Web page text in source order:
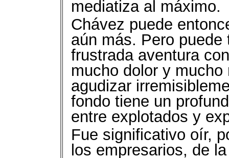
mediatiza al máximo.
Chávez puede
aún más. Pero
frustrada aventura
mucho dolor y
agudizar
fondo tiene un
entre explotados y
Fue significativo oír,
los empresarios, de